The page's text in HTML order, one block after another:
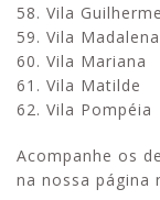
58. Vila Guilherme
59. Vila Madalena
60. Vila Mariana
61. Vila Matilde
62. Vila Pompéia
Acompanhe os
na nossa página